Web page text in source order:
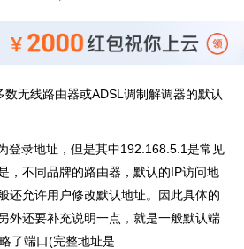
无线路由器或ADSL调制解调器的默认
登录地址，但是其中192.168.5.1是常见
，不同品牌的路由器，默认的IP访问地
还允许用户修改默认地址。因此具体的
外还要补充说明一点，就是一般默认端
了端口(完整地址是